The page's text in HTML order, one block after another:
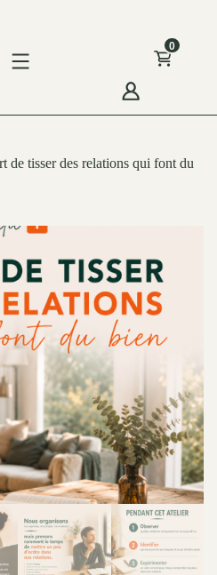
0
de tisser des relations qui font du